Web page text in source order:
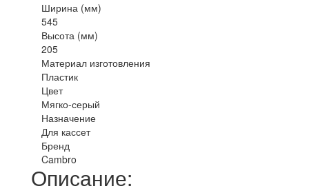
Ширина (мм)
545
Высота (мм)
205
Материал изготовления
Пластик
Цвет
Мягко-серый
Назначение
Для кассет
Бренд
Cambro
Описание: